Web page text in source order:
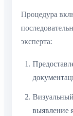
Процедура
эксперта:
выявление